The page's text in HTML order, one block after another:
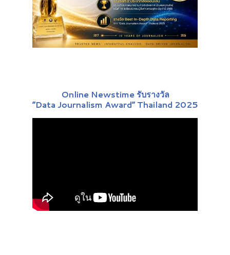
Online Newstime รับรางวัล
“Data Journalism Award” Thailand 2025